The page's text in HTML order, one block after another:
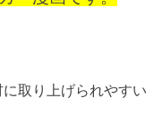
取り上げられやすい